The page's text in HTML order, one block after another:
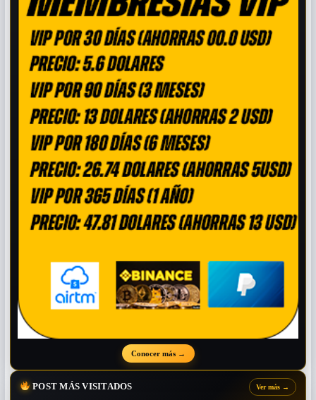
Conocer más →
POST MÁS VISITADOS Ver más →